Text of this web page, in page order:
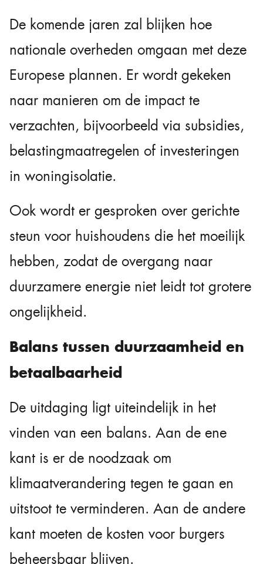
De komende jaren zal blijken hoe
nationale overheden omgaan met deze
Europese plannen. Er wordt gekeken
naar manieren om de impact te
verzachten, bijvoorbeeld via subsidies,
belastingmaatregelen of investeringen
in woningisolatie.
Ook wordt er gesproken over gerichte
steun voor huishoudens die het moeilijk
hebben, zodat de overgang naar
duurzamere energie niet leidt tot grotere
ongelijkheid.
Balans tussen duurzaamheid en
betaalbaarheid
De uitdaging ligt uiteindelijk in het
vinden van een balans. Aan de ene
kant is er de noodzaak om
klimaatverandering tegen te gaan en
uitstoot te verminderen. Aan de andere
kant moeten de kosten voor burgers
beheersbaar blijven.